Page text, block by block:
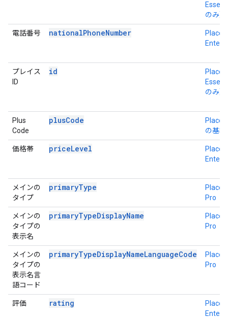
のみ）
電話番号 nationalPhoneNumber
Place
プレイス
ID
id
Place
のみ）
Plus
Code
plusCode
Place
の基本
価格帯 priceLevel
Place
メインの
タイプ
primaryType
Place
Pro
メインの
タイプの
表示名
primaryTypeDisplayName
Place
Pro
メインの
タイプの
表示名言
語コード
primaryTypeDisplayNameLanguageCode
Place
Pro
評価 rating
Place